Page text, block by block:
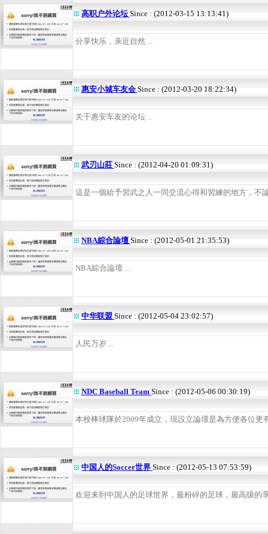
高职户外论坛Since : (2012-03-15 13:13:41)
分享快乐，亲近自然 ...
惠安小城车友会 Since : (2012-03-20 18:22:34)
关于惠安车友的论坛 ...
武刃山莊 Since : (2012-04-20 01:09:31)
這是一個給予習武之人一同交流心得和習練的地方，不
NBA綜合論壇 Since : (2012-05-01 21:35:53)
NBA綜合論壇 ...
中华联盟 Since : (2012-05-04 23:02:57)
人民万岁 ...
NDC Baseball Team Since : (2012-05-06 00:30:19)
本校棒球隊於2009年成立，現設立論壇是為方便各位更
中国人的Soccer世界 Since : (2012-05-13 07:53:59)
欢迎来到中国人的足球世界，最粉碎的足球，最高级的